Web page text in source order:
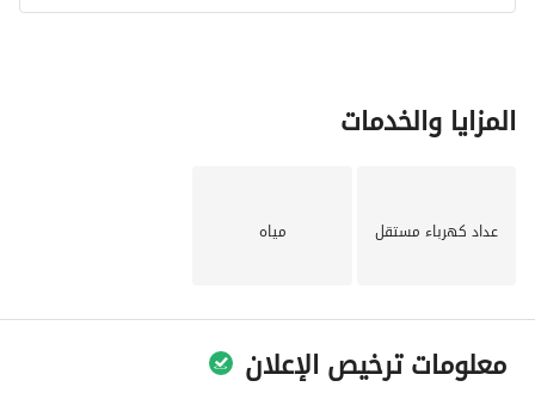
المزايا والخدمات
عداد كهرباء مستقل مياه
معلومات ترخيص الإعلان